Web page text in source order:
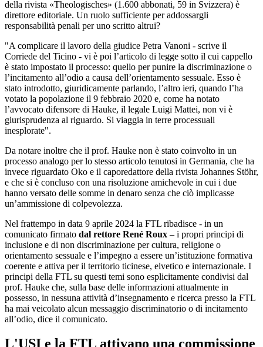
della rivista «Theologisches» (1.600 abbonati, 59 in Svizzera) è
direttore editoriale. Un ruolo sufficiente per addossargli
responsabilità penali per uno scritto altrui?
"A complicare il lavoro della giudice Petra Vanoni - scrive il
Corriede del Ticino - vi è poi l’articolo di legge sotto il cui cappello
è stato impostato il processo: quello per punire la discriminazione o
l’incitamento all’odio a causa dell’orientamento sessuale. Esso è
stato introdotto, giuridicamente parlando, l’altro ieri, quando l’ha
votato la popolazione il 9 febbraio 2020 e, come ha notato
l’avvocato difensore di Hauke, il legale Luigi Mattei, non vi è
giurisprudenza al riguardo. Si viaggia in terre processuali
inesplorate".
Da notare inoltre che il prof. Hauke non è stato coinvolto in un
processo analogo per lo stesso articolo tenutosi in Germania, che ha
invece riguardato Oko e il caporedattore della rivista Johannes Stöhr,
e che si è concluso con una risoluzione amichevole in cui i due
hanno versato delle somme in denaro senza che ciò implicasse
un’ammissione di colpevolezza.
Nel frattempo in data 9 aprile 2024 la FTL ribadisce - in un
comunicato firmato dal rettore René Roux – i propri principi di
inclusione e di non discriminazione per cultura, religione o
orientamento sessuale e l’impegno a essere un’istituzione formativa
coerente e attiva per il territorio ticinese, elvetico e internazionale. I
principi della FTL su questi temi sono esplicitamente condivisi dal
prof. Hauke che, sulla base delle informazioni attualmente in
possesso, in nessuna attività d’insegnamento e ricerca presso la FTL
ha mai veicolato alcun messaggio discriminatorio o di incitamento
all’odio, dice il comunicato.
L'USI e la FTL attivano una commissione